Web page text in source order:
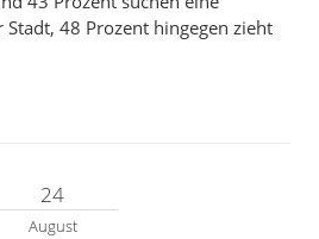
48 Prozent hingegen zieht
24
August